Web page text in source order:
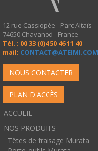
12 rue Cassiopée - Parc Altaïs
74650 Chavanod - France
Tél. : 00 33 (0)4 50 46 11 40
mail: CONTACT@ATEIMI.COM
NOUS CONTACTER
PLAN D'ACCÈS
ACCUEIL
NOS PRODUITS
Têtes de fraisage Murata